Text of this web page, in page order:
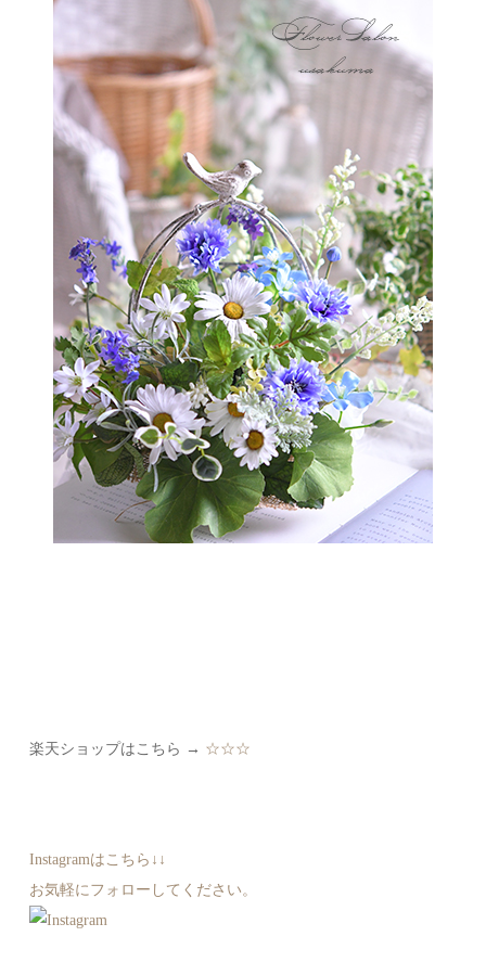
楽天ショップはこちら → ☆☆☆
Instagramはこちら↓↓
お気軽にフォローしてください。